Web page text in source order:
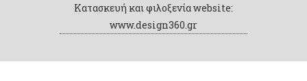
Κατασκευή και φιλοξενία website:
www.design360.gr